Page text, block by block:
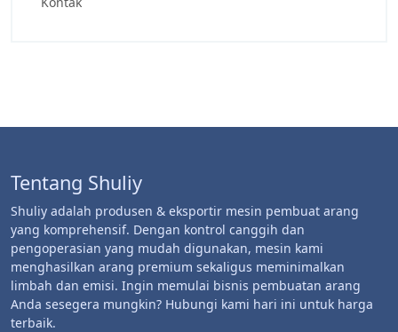
Tentang Shuliy
Shuliy adalah produsen & eksportir mesin pembuat arang
yang komprehensif. Dengan kontrol canggih dan
pengoperasian yang mudah digunakan, mesin kami
menghasilkan arang premium sekaligus meminimalkan
limbah dan emisi. Ingin memulai bisnis pembuatan arang
Anda sesegera mungkin? Hubungi kami hari ini untuk harga
terbaik.